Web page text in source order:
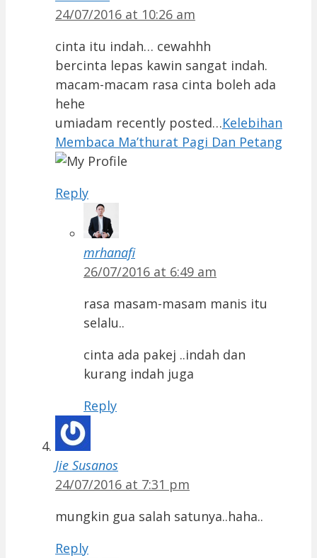
24/07/2016 at 10:26 am
cinta itu indah… cewahhh
bercinta lepas kawin sangat indah.
macam-macam rasa cinta boleh ada
hehe
umiadam recently posted…Kelebihan
Membaca Ma’thurat Pagi Dan Petang
Reply
mrhanafi
26/07/2016 at 6:49 am
rasa masam-masam manis itu
selalu..
cinta ada pakej ..indah dan
kurang indah juga
Reply
Jie Susanos
24/07/2016 at 7:31 pm
mungkin gua salah satunya..haha..
Reply